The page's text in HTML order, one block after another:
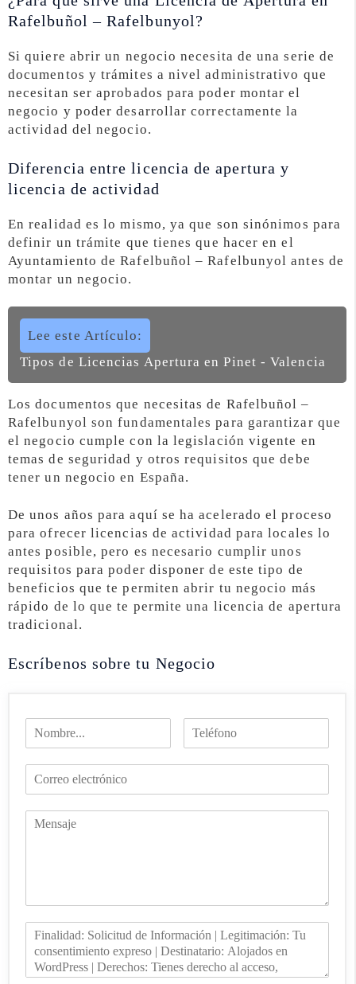
Rafelbuñol – Rafelbunyol?
Si quiere abrir un negocio necesita de una serie de
documentos y trámites a nivel administrativo que
necesitan ser aprobados para poder montar el
negocio y poder desarrollar correctamente la
actividad del negocio.
Diferencia entre licencia de apertura y
licencia de actividad
En realidad es lo mismo, ya que son sinónimos para
definir un trámite que tienes que hacer en el
Ayuntamiento de Rafelbuñol – Rafelbunyol antes de
montar un negocio.
Lee este Artículo:
Tipos de Licencias Apertura en Pinet - Valencia
Los documentos que necesitas de Rafelbuñol –
Rafelbunyol son fundamentales para garantizar que
el negocio cumple con la legislación vigente en
temas de seguridad y otros requisitos que debe
tener un negocio en España.
De unos años para aquí se ha acelerado el proceso
para ofrecer licencias de actividad para locales lo
antes posible, pero es necesario cumplir unos
requisitos para poder disponer de este tipo de
beneficios que te permiten abrir tu negocio más
rápido de lo que te permite una licencia de apertura
tradicional.
Escríbenos sobre tu Negocio